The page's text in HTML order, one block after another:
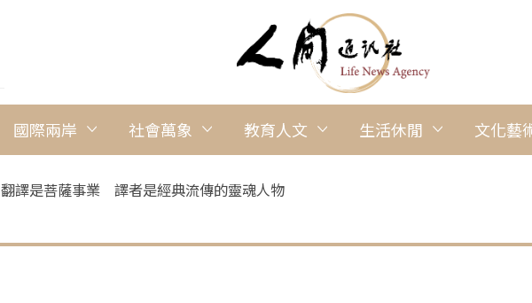
國際兩岸 社會萬象 教育人文 生活休閒 文化藝
翻譯是菩薩事業 譯者是經典流傳的靈魂人物